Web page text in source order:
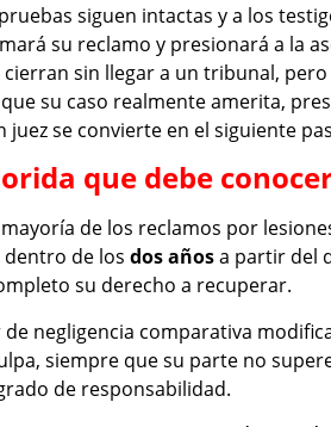
siguen intactas y a los
su reclamo y presionará a la
sin llegar a un tribunal,
su caso realmente amerita,
se convierte en el siguiente
que debe
de los reclamos por
dentro de los dos añosa partir del
su derecho a recuperar.
negligencia comparativa
siempre que su parte no
de responsabilidad.